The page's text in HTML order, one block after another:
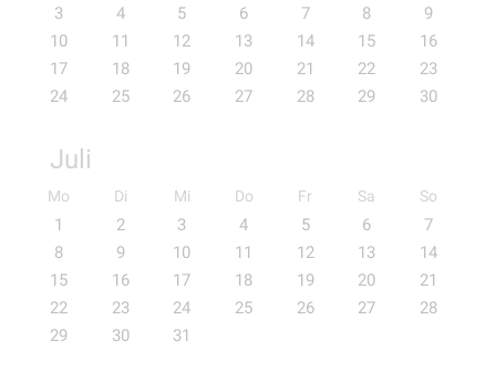
3
4 5 6 7 8
9
10
11 12 13 14 15
16
17
18 19 20 21 22
23
24
25 26 27 28 29 30
Juli
Mo Di Mi Do Fr Sa So
1 2 3 4 5 6
7
8
9 10 11 12 13
14
15
16 17 18 19 20
21
22
23 24 25 26 27
28
29
30 31